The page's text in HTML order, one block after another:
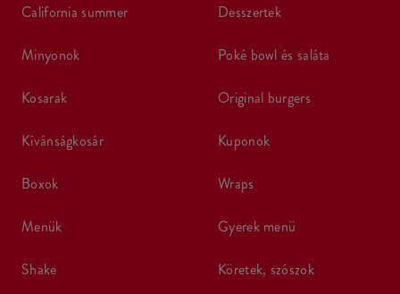
california summer
minyonok
kosarak
kívánságkosár
boxok
menük
shake
desszertek
poké bowl és saláta
original burgers
kuponok
wraps
gyerek menü
köretek, szószok